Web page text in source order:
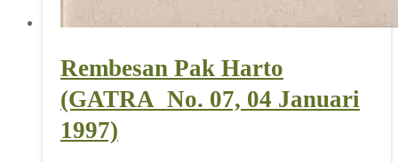
Rembesan Pak Harto
(GATRA_No. 07, 04 Januari
1997)